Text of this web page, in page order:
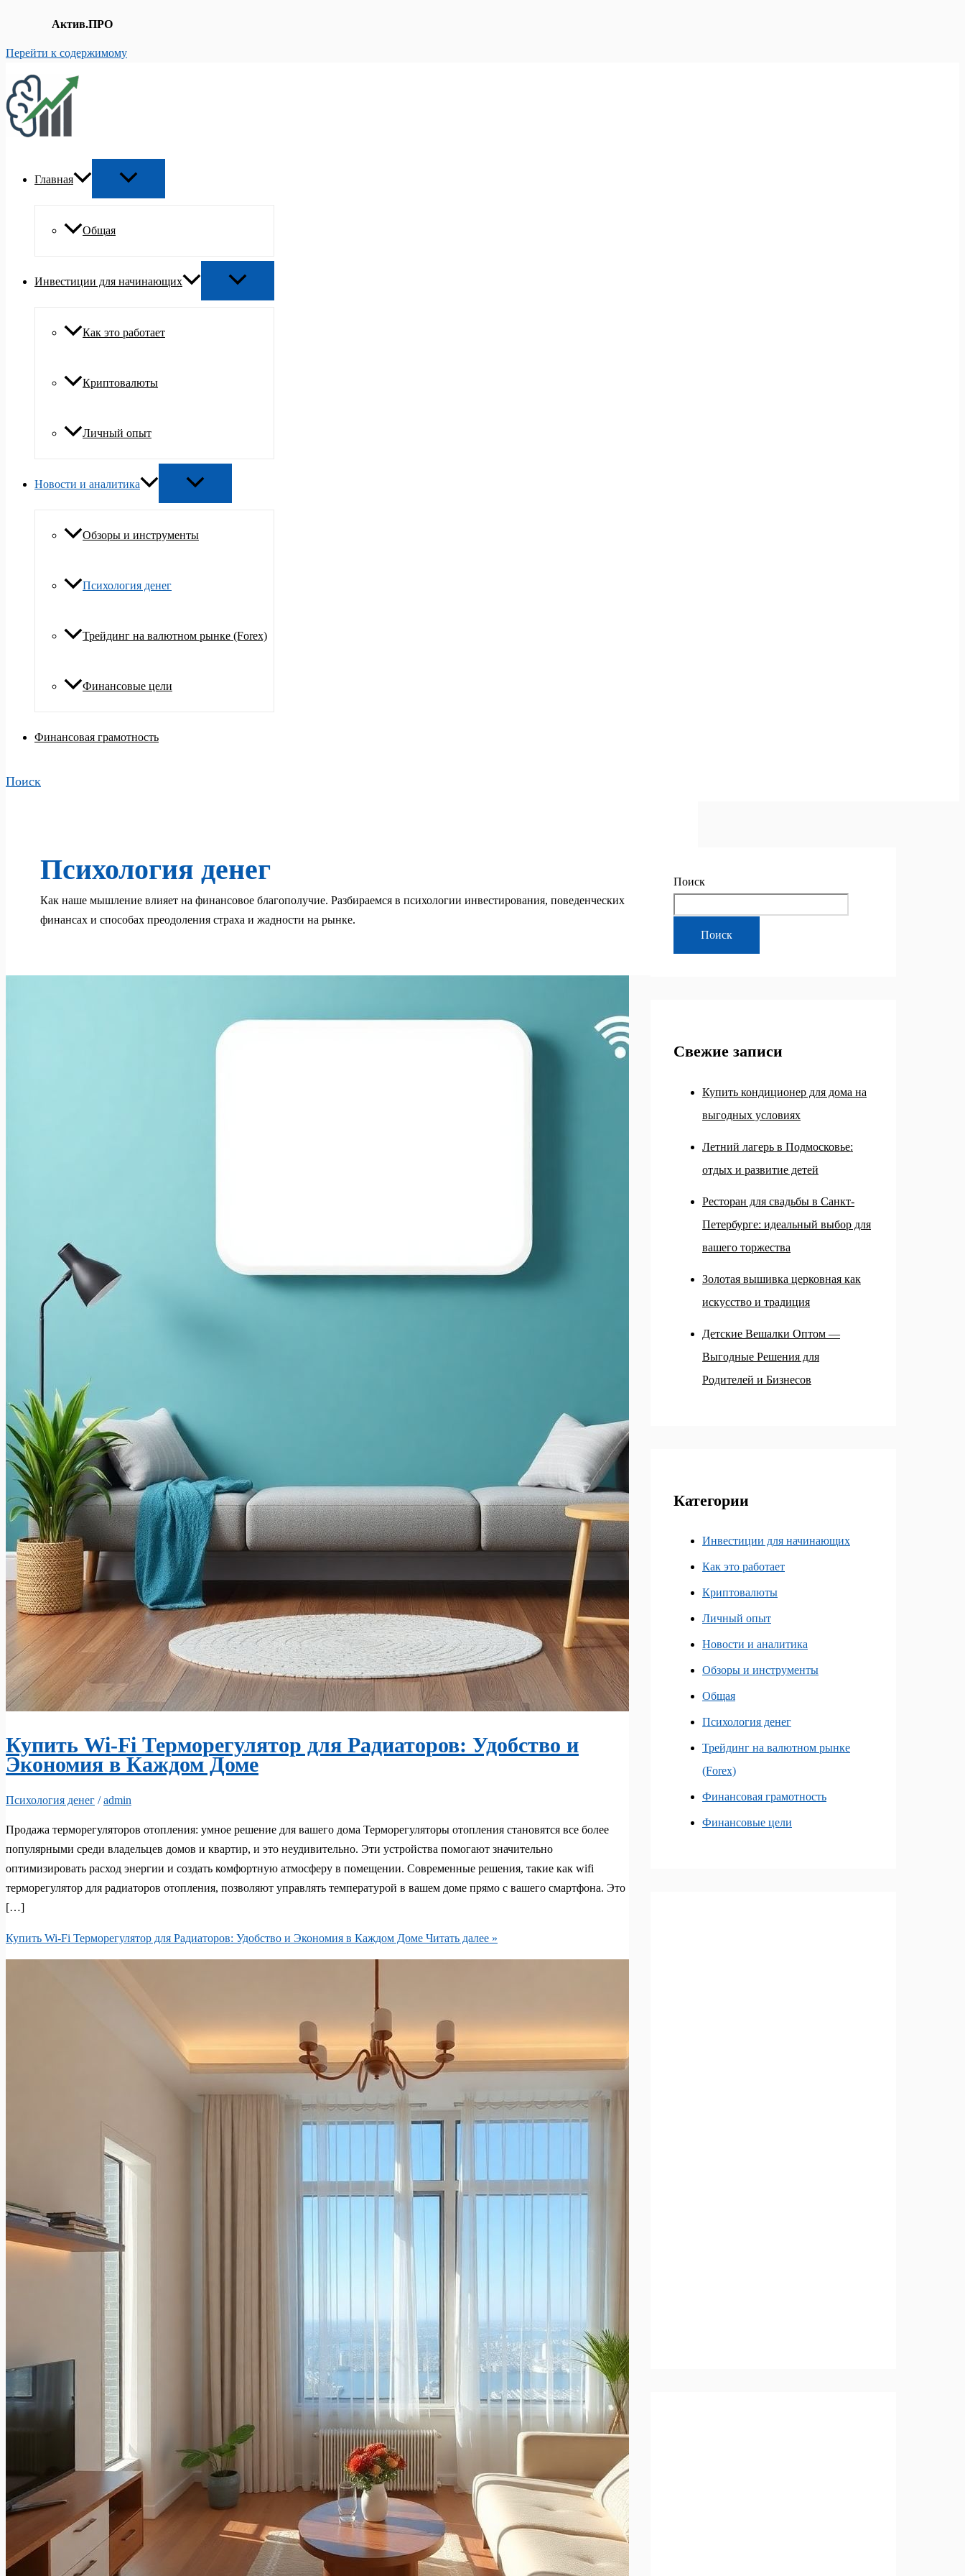
Актив.ПРО
Перейти к содержимому
Главная
Общая
Инвестиции для начинающих
Как это работает
Криптовалюты
Личный опыт
Новости и аналитика
Обзоры и инструменты
Психология денег
Трейдинг на валютном рынке (Forex)
Финансовые цели
Финансовая грамотность
Поиск
Психология денег
Как наше мышление влияет на финансовое благополучие. Разбираемся в психологии инвестирования, поведенческих
финансах и способах преодоления страха и жадности на рынке.
Купить Wi-Fi Терморегулятор для Радиаторов: Удобство и
Экономия в Каждом Доме
Психология денег /admin
Продажа терморегуляторов отопления: умное решение для вашего дома Терморегуляторы отопления становятся все более
популярными среди владельцев домов и квартир, и это неудивительно. Эти устройства помогают значительно
оптимизировать расход энергии и создать комфортную атмосферу в помещении. Современные решения, такие как wifi
терморегулятор для радиаторов отопления, позволяют управлять температурой в вашем доме прямо с вашего смартфона. Это
[…]
Купить Wi-Fi Терморегулятор для Радиаторов: Удобство и Экономия в Каждом Доме Читать далее »
Поиск
Поиск
Свежие записи
Купить кондиционер для дома на
выгодных условиях
Летний лагерь в Подмосковье:
отдых и развитие детей
Ресторан для свадьбы в Санкт-
Петербурге: идеальный выбор для
вашего торжества
Золотая вышивка церковная как
искусство и традиция
Детские Вешалки Оптом —
Выгодные Решения для
Родителей и Бизнесов
Категории
Инвестиции для начинающих
Как это работает
Криптовалюты
Личный опыт
Новости и аналитика
Обзоры и инструменты
Общая
Психология денег
Трейдинг на валютном рынке
(Forex)
Финансовая грамотность
Финансовые цели